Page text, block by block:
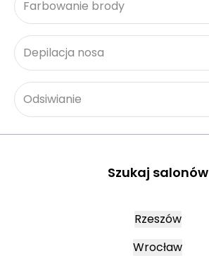
Farbowanie brody
Depilacja nosa
Odsiwianie
Szukaj salonów
Rzeszów
Wrocław